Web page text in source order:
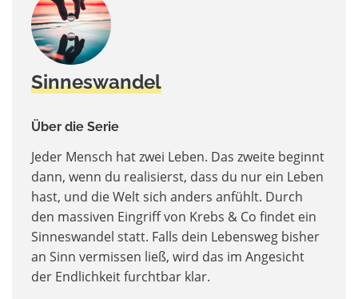
Sinneswandel
Über die Serie
Jeder Mensch hat zwei Leben. Das zweite beginnt
dann, wenn du realisierst, dass du nur ein Leben
hast, und die Welt sich anders anfühlt. Durch
den massiven Eingriff von Krebs & Co findet ein
Sinneswandel statt. Falls dein Lebensweg bisher
an Sinn vermissen ließ, wird das im Angesicht
der Endlichkeit furchtbar klar.